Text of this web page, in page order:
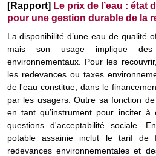
[Rapport] Le prix de l’eau : état
pour une gestion durable de la
La disponibilité d’une eau de qualité
mais son usage implique
environnementaux. Pour les
les redevances ou taxes
de l'eau constitue, dans le
par les usagers. Outre sa fonction
en tant qu’instrument pour inciter
questions d'acceptabilité sociale.
potable assainie inclut le tarif de
redevances environnementales et